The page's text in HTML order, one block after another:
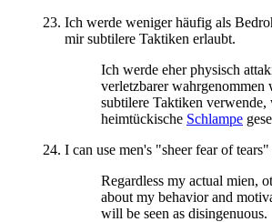
Ich werde weniger häufig als
mir subtilere Taktiken erlaubt.
Ich werde eher physisch
verletzbarer wahrgenommen
subtilere Taktiken verwende,
heimtückische Schlampe
I can use men's "sheer fear of
Regardless my actual mien,
about my behavior and
will be seen as disingenuous.